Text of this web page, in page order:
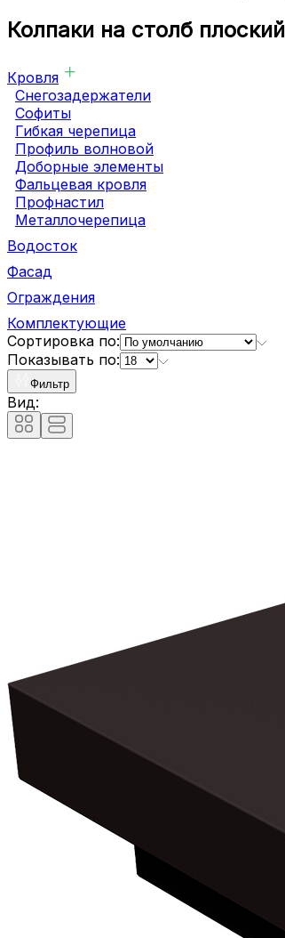
Колпаки на столб
Кровля
Снегозадержатели
Софиты
Гибкая черепица
Профиль волновой
Доборные элементы
Фальцевая кровля
Профнастил
Металлочерепица
Водосток
Фасад
Ограждения
Комплектующие
Сортировка по:
Показывать по:
Фильтр
Вид: